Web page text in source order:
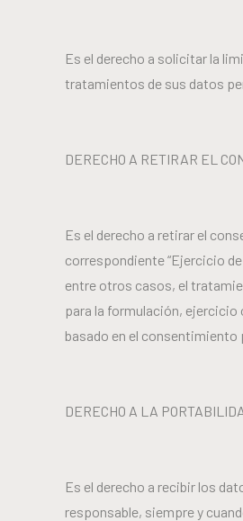
Es el derecho a solicitar la
tratamientos de sus datos
DERECHO A RETIRAR EL
Es el derecho a retirar el
correspondiente “Ejercicio
entre otros casos, el
para la formulación,
basado en el consentimiento
DERECHO A LA
Es el derecho a recibir los
responsable, siempre y